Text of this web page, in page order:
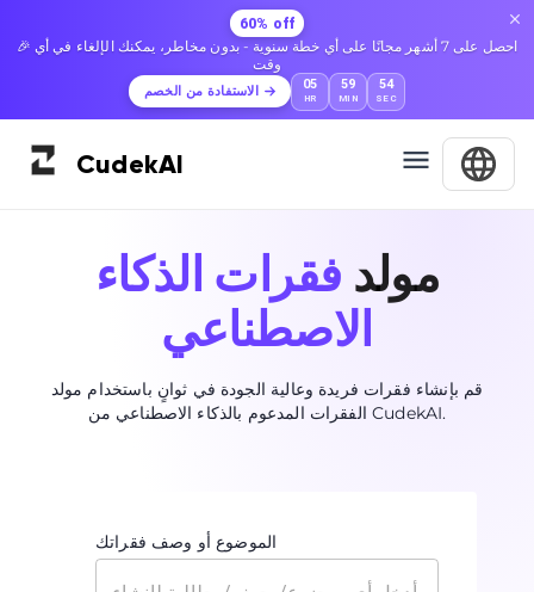
60% off
🎉 احصل على 7 أشهر مجانًا على أي خطة سنوية - بدون مخاطر، يمكنك الإلغاء في أي
وقت
الاستفادة من الخصم 05
HR
59
MIN
53
SEC
CudekAI
مولد فقرات الذكاء
الاصطناعي
قم بإنشاء فقرات فريدة وعالية الجودة في ثوانٍ باستخدام مولد
الفقرات المدعوم بالذكاء الاصطناعي من CudekAI.
الموضوع أو وصف فقراتك